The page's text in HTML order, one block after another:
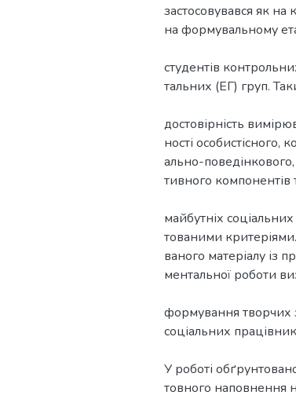
застосовувався як на
на формувальному
студентів
тальних (ЕГ) груп.
достовірність
ності особистісного,
ально-
тивного компонентів
майбутніх
тованими
ваного матеріалу із
ментальної роботи
формування творчих
соціальних
У роботі
товного наповнення